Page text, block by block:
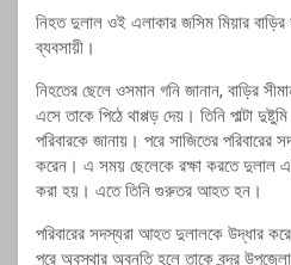
নিহত দুলাল ওই এলাকার জসিম মিয়ার বাড়ির
ব্যবসায়ী।
নিহতের ছেলে ওসমান গনি জানান, বাড়ির
এসে তাকে পিঠে থাপ্পড় দেয়। তিনি পাল্টা
পরিবারকে জানায়। পরে সাজিতের
করেন। এ সময় ছেলেকে রক্ষা করতে দুলাল
করা হয়। এতে তিনি গুরুতর আহত হন।
পরিবারের সদস্যরা আহত দুলালকে উদ্ধার
পরে অবস্থার অবনতি হলে তাকে বন্দর